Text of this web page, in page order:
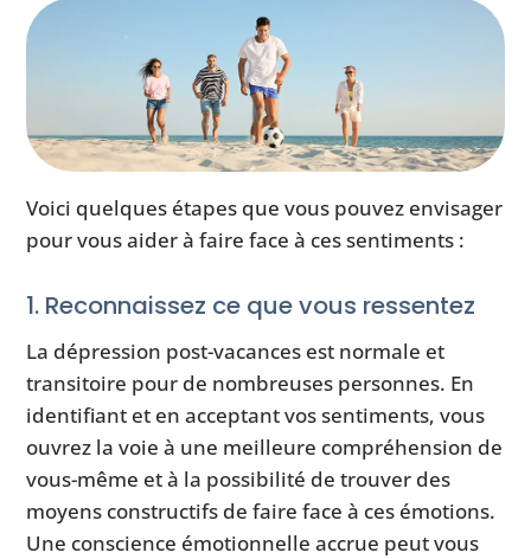
Voici quelques étapes que vous pouvez envisager
pour vous aider à faire face à ces sentiments :
1. Reconnaissez ce que vous ressentez
La dépression post-vacances est normale et
transitoire pour de nombreuses personnes. En
identifiant et en acceptant vos sentiments, vous
ouvrez la voie à une meilleure compréhension de
vous-même et à la possibilité de trouver des
moyens constructifs de faire face à ces émotions.
Une conscience émotionnelle accrue peut vous